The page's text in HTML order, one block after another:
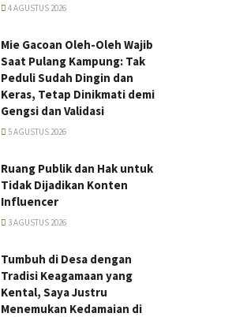
4 AGUSTUS 2026
Mie Gacoan Oleh-Oleh Wajib
Saat Pulang Kampung: Tak
Peduli Sudah Dingin dan
Keras, Tetap Dinikmati demi
Gengsi dan Validasi
5 AGUSTUS 2026
Ruang Publik dan Hak untuk
Tidak Dijadikan Konten
Influencer
3 AGUSTUS 2026
Tumbuh di Desa dengan
Tradisi Keagamaan yang
Kental, Saya Justru
Menemukan Kedamaian di